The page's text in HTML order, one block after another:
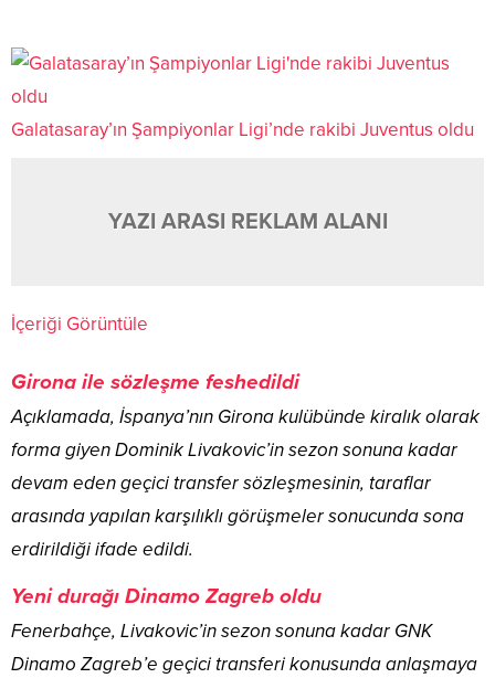
Galatasaray’ın Şampiyonlar Ligi’nde rakibi Juventus oldu
YAZI ARASI REKLAM ALANI
İçeriği Görüntüle
Girona ile sözleşme feshedildi
Açıklamada, İspanya’nın Girona kulübünde kiralık olarak
forma giyen Dominik Livakovic’in sezon sonuna kadar
devam eden geçici transfer sözleşmesinin, taraflar
arasında yapılan karşılıklı görüşmeler sonucunda sona
erdirildiği ifade edildi.
Yeni durağı Dinamo Zagreb oldu
Fenerbahçe, Livakovic’in sezon sonuna kadar GNK
Dinamo Zagreb’e geçici transferi konusunda anlaşmaya